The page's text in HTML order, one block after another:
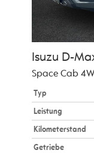
Isuzu D-
Space Cab
Typ
Leistung
Kilometerstand
Getriebe